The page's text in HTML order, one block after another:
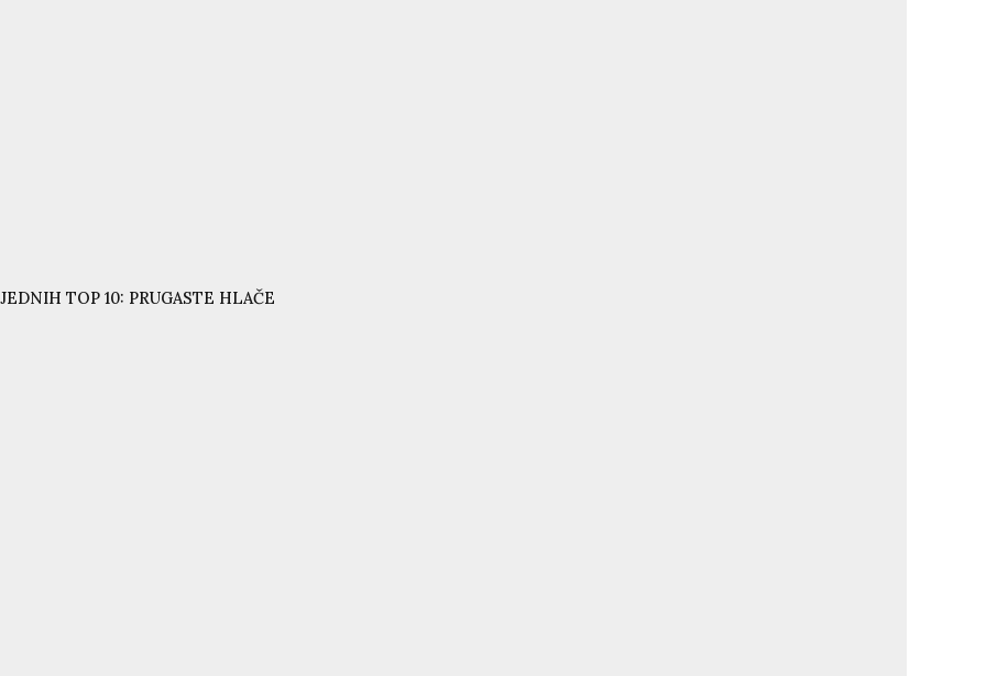
TOP 10: PRUGASTE HLAČE